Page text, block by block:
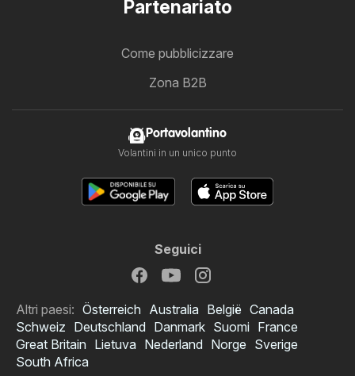
Partenariato
Come pubblicizzare
Zona B2B
Portavolantino
Volantini in un unico punto
Seguici
Altri paesi: Österreich Australia België Canada
Schweiz Deutschland Danmark Suomi France
Great Britain Lietuva Nederland Norge Sverige
South Africa